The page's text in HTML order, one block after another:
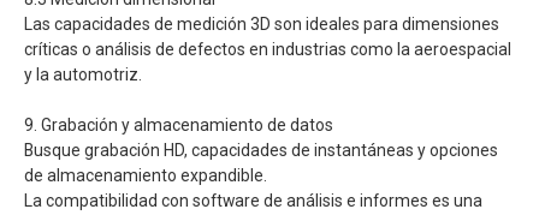
Las capacidades de medición 3D son ideales para dimensiones
críticas o análisis de defectos en industrias como la aeroespacial
y la automotriz.
9. Grabación y almacenamiento de datos
Busque grabación HD, capacidades de instantáneas y opciones
de almacenamiento expandible.
La compatibilidad con software de análisis e informes es una